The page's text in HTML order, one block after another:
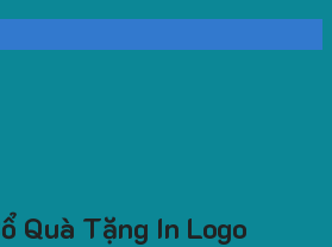
Quà Tặng In Logo